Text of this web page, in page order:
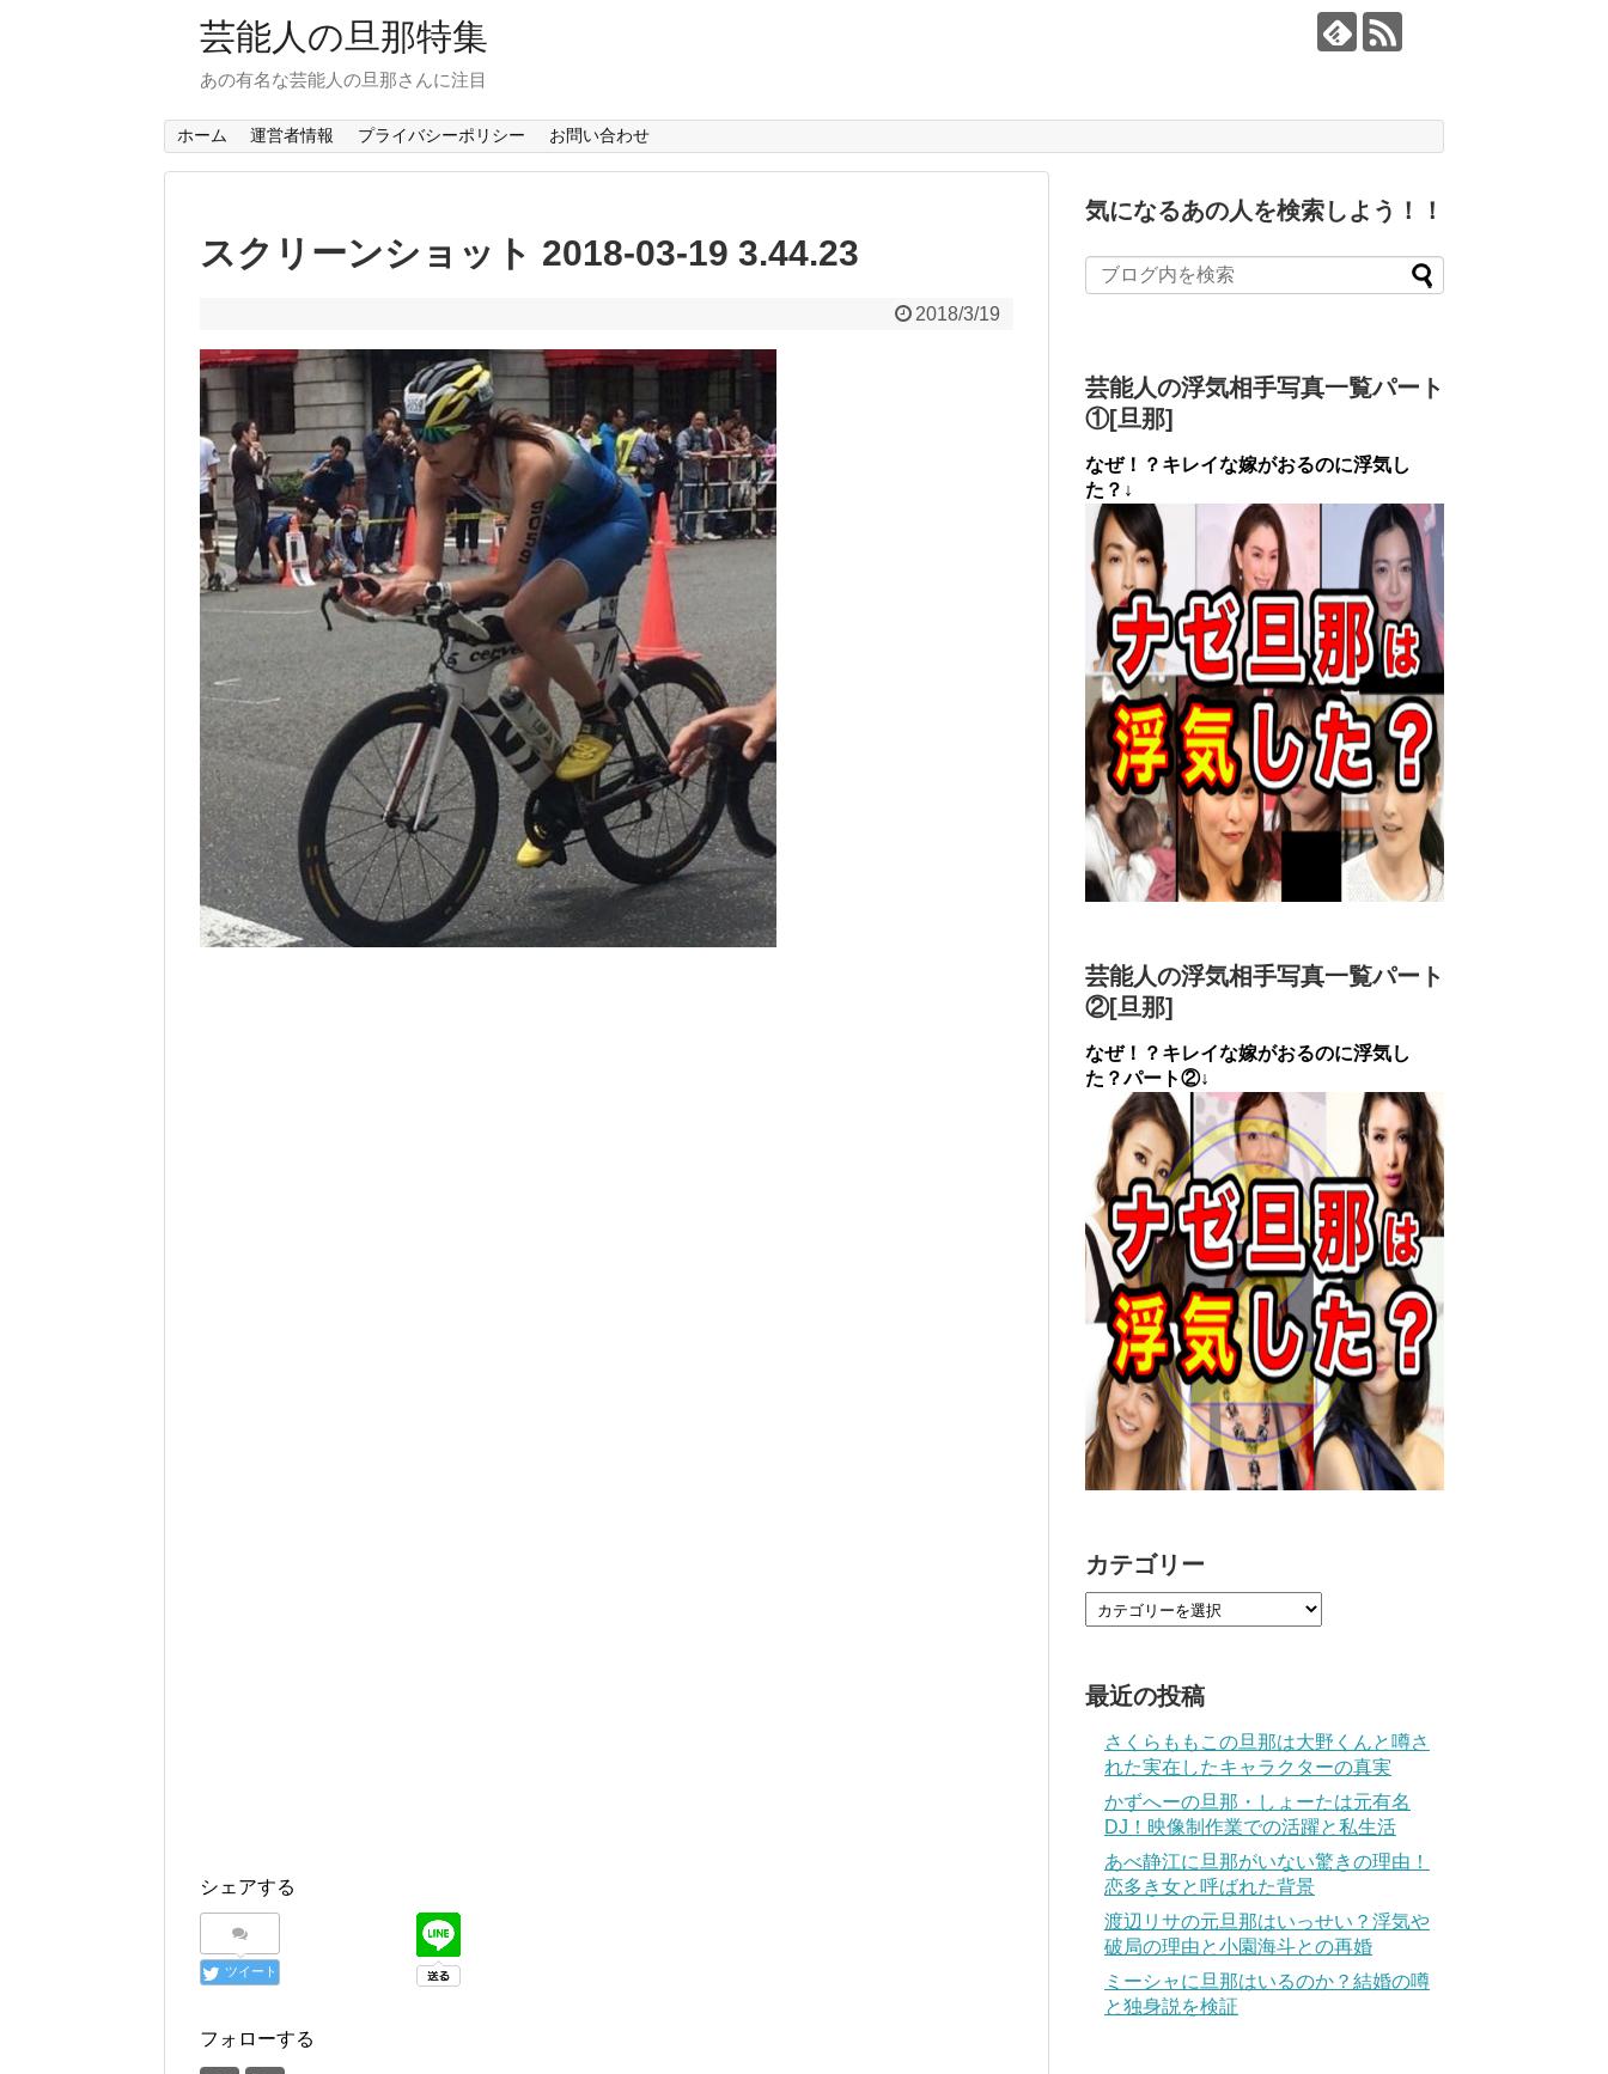
芸能人の旦那特集
あの有名な芸能人の旦那さんに注目
ホーム 運営者情報 プライバシーポリシー お問い合わせ
スクリーンショット 2018-03-19 3.44.23
2018/3/19
シェアする
ツイート
フォローする
気になるあの人を検索しよう！！
芸能人の浮気相手写真一覧パート
①[旦那]
なぜ！？キレイな嫁がおるのに浮気し
た？↓
芸能人の浮気相手写真一覧パート
②[旦那]
なぜ！？キレイな嫁がおるのに浮気し
た？パート②↓
カテゴリー
最近の投稿
さくらももこの旦那は大野くんと噂さ
れた実在したキャラクターの真実
かずへーの旦那・しょーたは元有名
DJ！映像制作業での活躍と私生活
あべ静江に旦那がいない驚きの理由！
恋多き女と呼ばれた背景
渡辺リサの元旦那はいっせい？浮気や
破局の理由と小園海斗との再婚
ミーシャに旦那はいるのか？結婚の噂
と独身説を検証